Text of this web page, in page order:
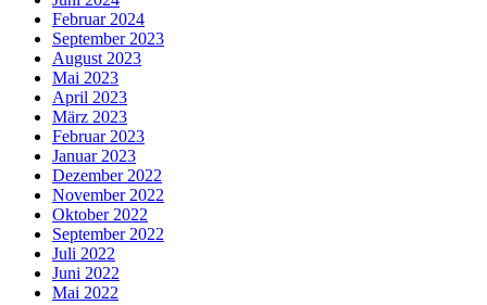
Februar 2024
September 2023
August 2023
Mai 2023
April 2023
März 2023
Februar 2023
Januar 2023
Dezember 2022
November 2022
Oktober 2022
September 2022
Juli 2022
Juni 2022
Mai 2022